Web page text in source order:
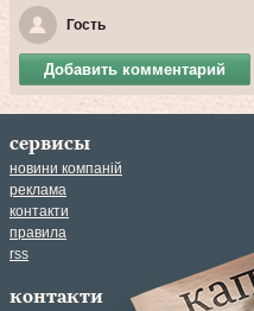
Гость
Добавить комментарий
сервисы
новини компаній
реклама
контакти
правила
rss
контакти